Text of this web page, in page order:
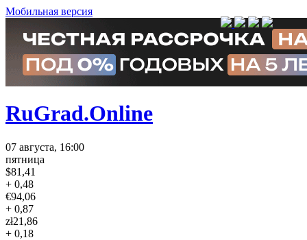
Мобильная версия
RuGrad.Online
07 августа, 16:00
пятница
$81,41
+ 0,48
€94,06
+ 0,87
zł21,86
+ 0,18